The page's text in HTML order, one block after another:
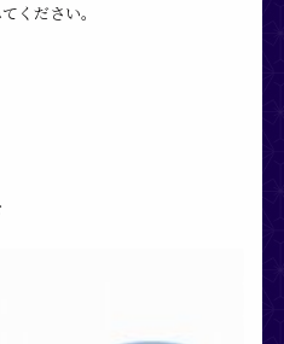
ください。